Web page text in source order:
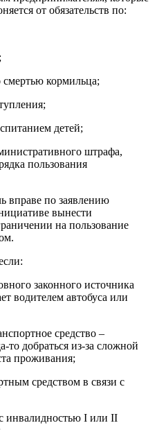
от обязательств по:
кормильца;
детей;
штрафа,
пользования
вправе по заявлению
вынести
на пользование
законного источника
водителем автобуса или
средство –
то добраться из-за сложной
проживания;
средством в связи с
инвалидностью I или II